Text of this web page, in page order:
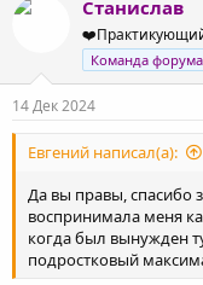
Станислав
Команда форума
14 Дек 2024
Евгений написал(а):
Да вы правы, спасибо
воспринимала меня
когда был вынужден
подростковый